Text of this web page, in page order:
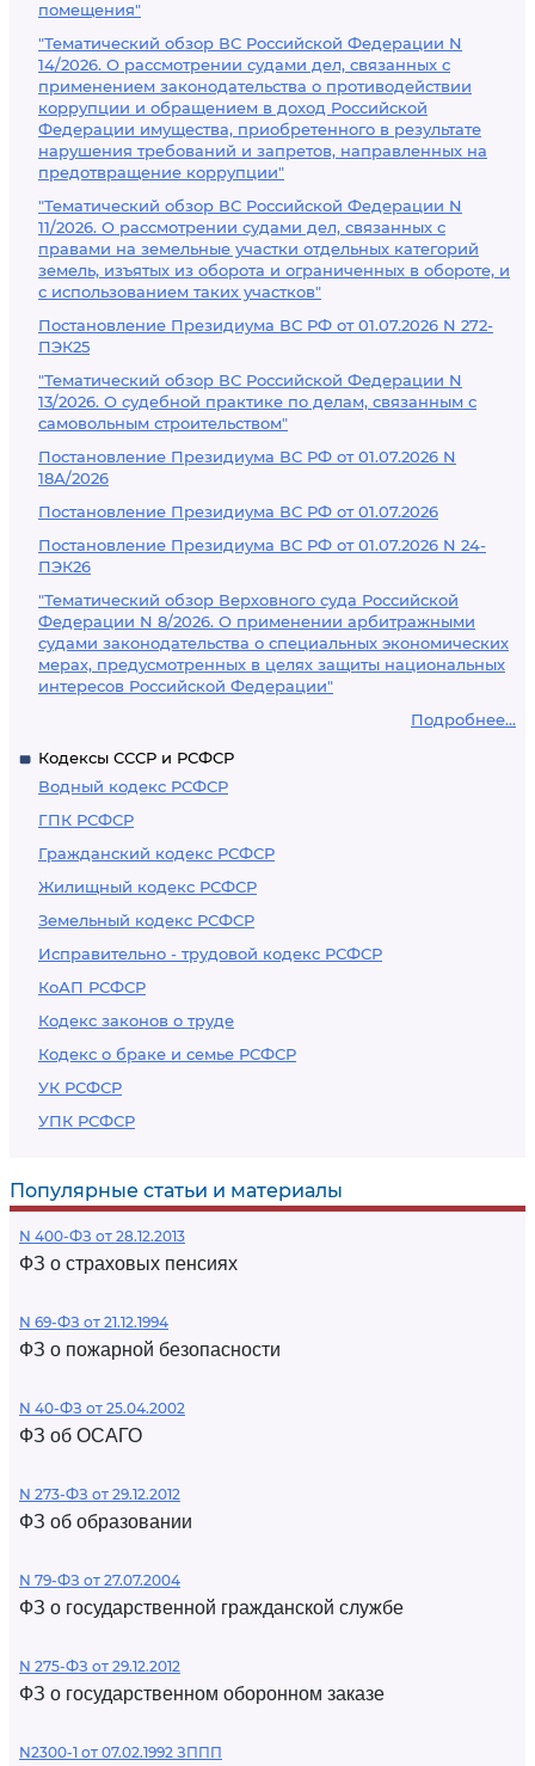
помещения"
"Тематический обзор ВС Российской Федерации N
14/2026. О рассмотрении судами дел, связанных с
применением законодательства о противодействии
коррупции и обращением в доход Российской
Федерации имущества, приобретенного в результате
нарушения требований и запретов, направленных на
предотвращение коррупции"
"Тематический обзор ВС Российской Федерации N
11/2026. О рассмотрении судами дел, связанных с
правами на земельные участки отдельных категорий
земель, изъятых из оборота и ограниченных в обороте, и
с использованием таких участков"
Постановление Президиума ВС РФ от 01.07.2026 N 272-
ПЭК25
"Тематический обзор ВС Российской Федерации N
13/2026. О судебной практике по делам, связанным с
самовольным строительством"
Постановление Президиума ВС РФ от 01.07.2026 N
18А/2026
Постановление Президиума ВС РФ от 01.07.2026
Постановление Президиума ВС РФ от 01.07.2026 N 24-
ПЭК26
"Тематический обзор Верховного суда Российской
Федерации N 8/2026. О применении арбитражными
судами законодательства о специальных экономических
мерах, предусмотренных в целях защиты национальных
интересов Российской Федерации"
Подробнее...
Кодексы СССР и РСФСР
Водный кодекс РСФСР
ГПК РСФСР
Гражданский кодекс РСФСР
Жилищный кодекс РСФСР
Земельный кодекс РСФСР
Исправительно - трудовой кодекс РСФСР
КоАП РСФСР
Кодекс законов о труде
Кодекс о браке и семье РСФСР
УК РСФСР
УПК РСФСР
Популярные статьи и материалы
N 400-ФЗ от 28.12.2013
ФЗ о страховых пенсиях
N 69-ФЗ от 21.12.1994
ФЗ о пожарной безопасности
N 40-ФЗ от 25.04.2002
ФЗ об ОСАГО
N 273-ФЗ от 29.12.2012
ФЗ об образовании
N 79-ФЗ от 27.07.2004
ФЗ о государственной гражданской службе
N 275-ФЗ от 29.12.2012
ФЗ о государственном оборонном заказе
N2300-1 от 07.02.1992 ЗППП